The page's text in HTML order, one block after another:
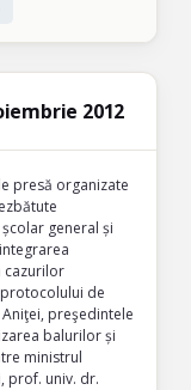
2012
presă organizate
general și
cazurilor
de
preşedintele
balurilor și
ministrul
prof. univ. dr.